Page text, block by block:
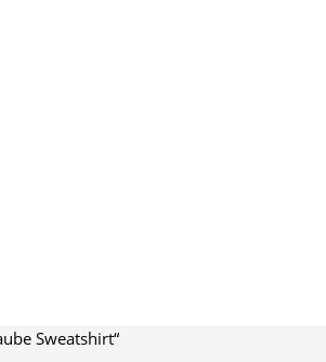
Sweatshirt“